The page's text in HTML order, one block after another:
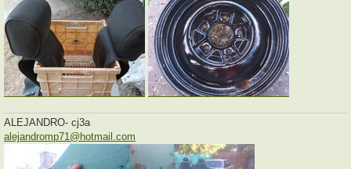
ALEJANDRO- cj3a
alejandromp71@hotmail.com